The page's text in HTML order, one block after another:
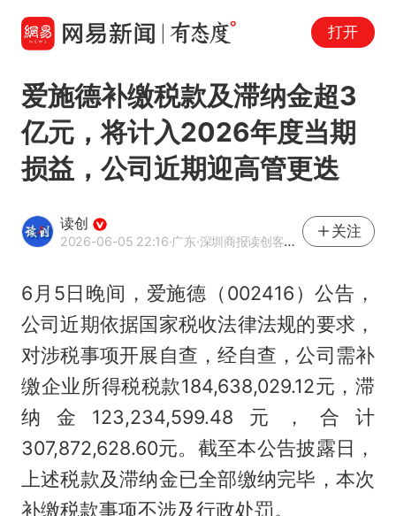
打开
爱施德补缴税款及滞纳金超3
亿元，将计入2026年度当期
损益，公司近期迎高管更迭
读创
2026-06-05 22:16·广东·深圳商报读创客户端官方账号
关注
6月5日晚间，爱施德（002416）公告，
公司近期依据国家税收法律法规的要求，
对涉税事项开展自查，经自查，公司需补
缴企业所得税税款184,638,029.12元，滞
纳金123,234,599.48元，合计
307,872,628.60元。截至本公告披露日，
上述税款及滞纳金已全部缴纳完毕，本次
补缴税款事项不涉及行政处罚。